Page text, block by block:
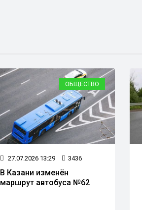
ОБЩЕСТВО
27.07.2026 13:29 3436
В Казани изменён
маршрут автобуса №62